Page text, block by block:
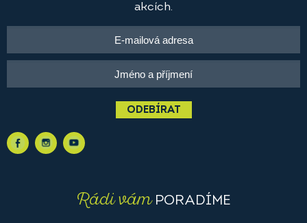
akcích.
ODEBÍRAT
Rádi vámPORADÍME